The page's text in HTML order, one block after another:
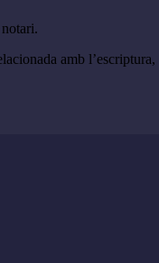
amb